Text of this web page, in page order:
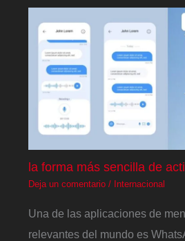
la forma más sencilla de
Deja un comentario / Internacional
Una de las aplicaciones de
relevantes del mundo es